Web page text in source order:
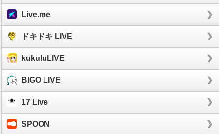
Live.me
ドキドキ LIVE
kukuluLIVE
BIGO LIVE
17 Live
SPOON